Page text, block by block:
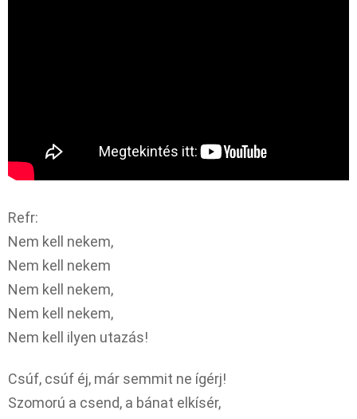
Refr:
Nem kell nekem,
Nem kell nekem
Nem kell nekem,
Nem kell nekem,
Nem kell ilyen utazás!
Csúf, csúf éj, már semmit ne ígérj!
Szomorú a csend, a bánat elkísér,